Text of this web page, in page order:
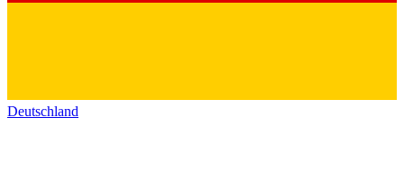
Deutschland